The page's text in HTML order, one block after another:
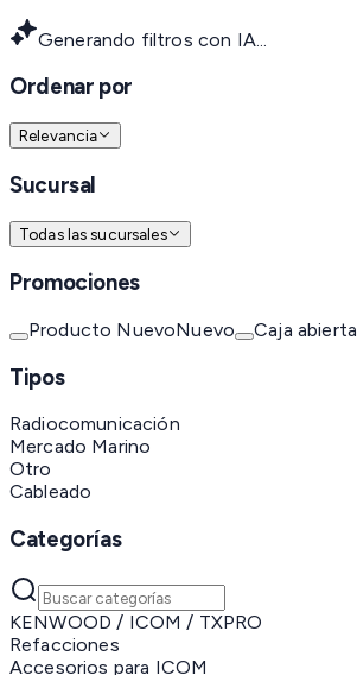
Generando filtros con IA...
Ordenar por
Relevancia
Sucursal
Todas las sucursales
Promociones
Producto NuevoNuevo Caja abierta
Tipos
Radiocomunicación
Mercado Marino
Otro
Cableado
Categorías
KENWOOD / ICOM / TXPRO
Refacciones
Accesorios para ICOM